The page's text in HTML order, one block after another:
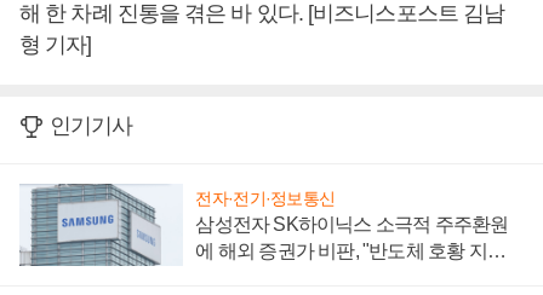
해 한 차례 진통을 겪은 바 있다. [비즈니스포스트 김남
형 기자]
인기기사
전자·전기·정보통신
삼성전자 SK하이닉스 소극적 주주환원
에 해외 증권가 비판, "반도체 호황 지속